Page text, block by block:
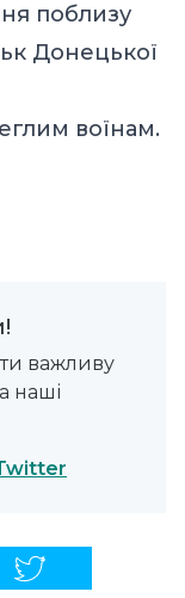
поблизу
Донецької
воїнам.
важливу
наші